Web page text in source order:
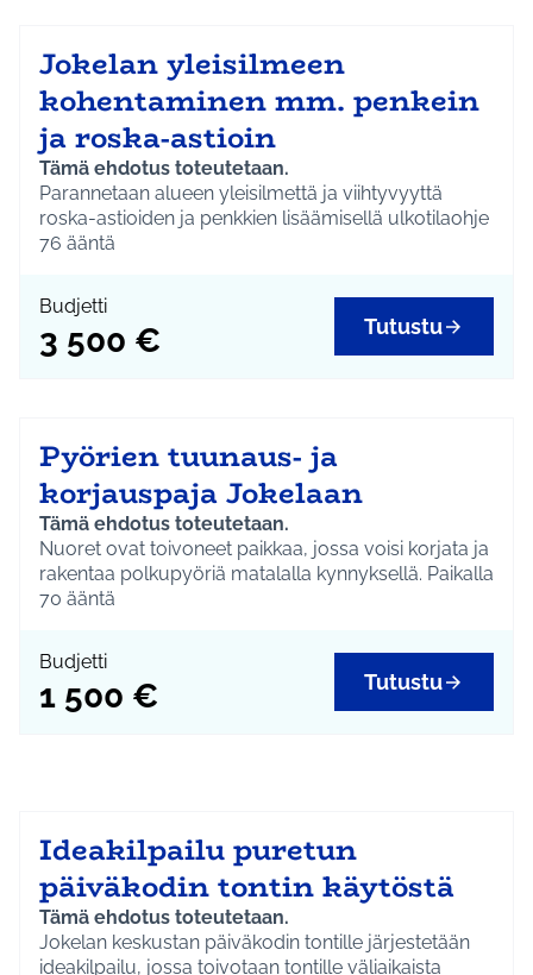
Jokelan yleisilmeen
kohentaminen mm. penkein
ja roska-astioin
Tämä ehdotus toteutetaan.
Parannetaan alueen yleisilmettä ja viihtyvyyttä
roska-astioiden ja penkkien lisäämisellä ulkotilaohje
huomioiden.
76 ääntä
Budjetti
3 500 € Tutustu
Pyörien tuunaus- ja
korjauspaja Jokelaan
Tämä ehdotus toteutetaan.
Nuoret ovat toivoneet paikkaa, jossa voisi korjata ja
rakentaa polkupyöriä matalalla kynnyksellä. Paikalla
olisi myös vapaaehtoinen opastamassa
tarvikkeet "mummopyörien" korjaukseen.
Perustetaan korjauspaja kunnan omistamaan
kiinteistöön Jokelassa
ehdotusta, olet mukana mahdollistamassa nuorten
toivomaa vapaa-ajan tekmistä ja vahvistat yhdessä
tekemisen kulttuuria.
70 ääntä
Budjetti
1 500 € Tutustu
Ideakilpailu puretun
päiväkodin tontin käytöstä
Tämä ehdotus toteutetaan.
Jokelan keskustan päiväkodin tontille järjestetään
ideakilpailu, jossa toivotaan tontille väliaikaista